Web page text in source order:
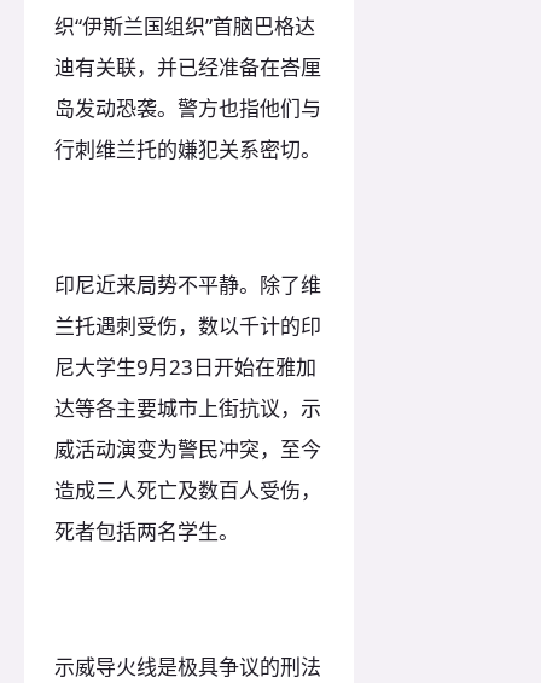
织“伊斯兰国组织”首脑巴格达
迪有关联，并已经准备在峇厘
岛发动恐袭。警方也指他们与
行刺维兰托的嫌犯关系密切。
印尼近来局势不平静。除了维
兰托遇刺受伤，数以千计的印
尼大学生9月23日开始在雅加
达等各主要城市上街抗议，示
威活动演变为警民冲突，至今
造成三人死亡及数百人受伤，
死者包括两名学生。
示威导火线是极具争议的刑法